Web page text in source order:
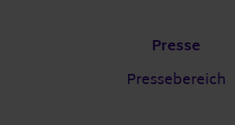
Presse
Pressebereich